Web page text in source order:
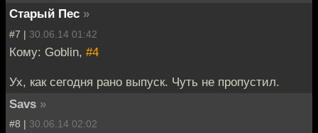
Старый Пес »
#7 | 30.06.14 01:42
Кому: Goblin, #4
Ух, как сегодня рано выпуск. Чуть не пропустил.
Savs »
#8 | 30.06.14 02:02